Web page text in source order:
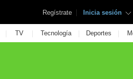
Regístrate | Inicia sesión
| TV | Tecnología | Deportes |